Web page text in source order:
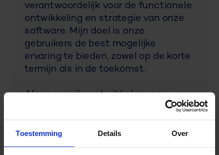
Toestemming Details Over
verantwoordelijk voor de functionele
ontwikkeling en strategie van onze
software. Mijn doel is onze
gebruikers de best mogelijke
ervaring te bieden, zowel op de korte
termijn als in de toekomst.
Als voormalig ontwikkelaar en
architect binnen R&R heb ik veel
producten en de processen die
hiermee ondersteund worden. Deze